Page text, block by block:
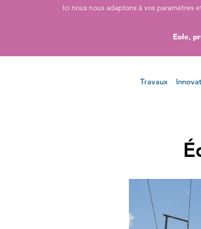
Accéder directement au contenu de la page
Accéder à la navigation principale
Accéder à la rechercheIci nous nous adaptons à vos paramètres
Eole,
Travaux